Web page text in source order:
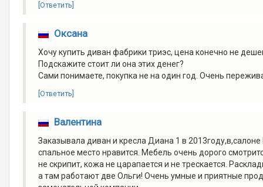
[Ответить]
Оксана
Хочу купить диван фабрики триэс, цена конечно не
Подскажите стоит ли она этих денег?
Сами понимаете, покупка не на один год. Очень
[Ответить]
Валентина
Заказывала диван и кресла Диана 1 в
спальное место нравится. Мебель очень дорого
не скрипит, кожа не царапается и не трескается.
а там работают две Ольги! Очень умные и приятные